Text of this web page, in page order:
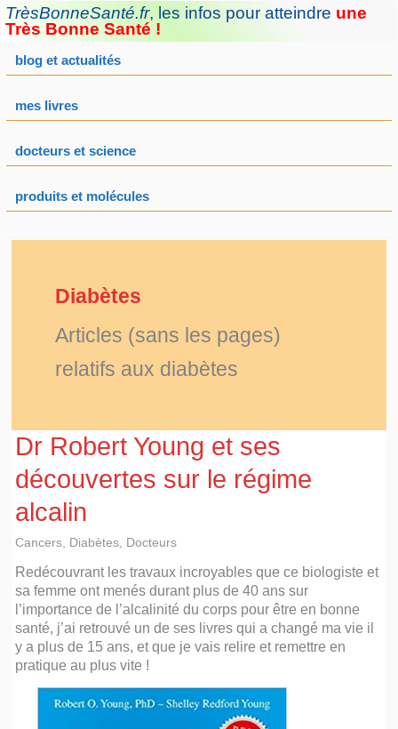
Aller
au
TrèsBonneSanté.fr, les infos pour atteindre une
Très Bonne Santé !
blog et actualités
mes livres
docteurs et science
produits et molécules
Diabètes
Articles (sans les pages)
relatifs aux diabètes
Dr Robert Young et ses
découvertes sur le régime
alcalin
Cancers Diabètes Docteurs
Redécouvrant les travaux incroyables que ce biologiste et
sa femme ont menés durant plus de 40 ans sur
l’importance de l’alcalinité du corps pour être en bonne
santé, j’ai retrouvé un de ses livres qui a changé ma vie il
y a plus de 15 ans, et que je vais relire et remettre en
pratique au plus vite !